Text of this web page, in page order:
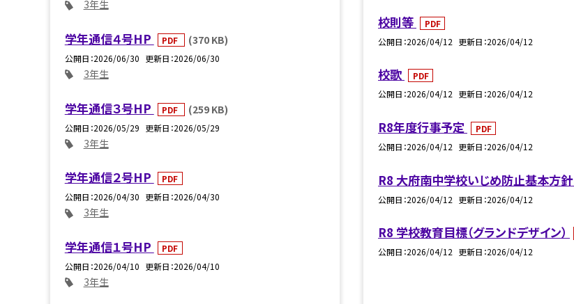
3年生
学年通信４号HP PDF (370 KB)
公開日 2026/06/30 更新日 2026/06/30
3年生
学年通信３号HP PDF (259 KB)
公開日 2026/05/29 更新日 2026/05/29
3年生
学年通信２号HP
PDF
公開日 2026/04/30 更新日 2026/04/30
3年生
学年通信１号HP
PDF
公開日 2026/04/10 更新日 2026/04/10
3年生
校則等
PDF
公開日 2026/04/12 更新日 2026/04/12
校歌
PDF
公開日 2026/04/12 更新日 2026/04/12
R8年度行事予定
PDF
公開日 2026/04/12 更新日 2026/04/12
R8 大府南中学校いじめ防止基本方針
公開日 2026/04/12 更新日 2026/04/12
R8 学校教育目標（グランドデザイン）
公開日 2026/04/12 更新日 2026/04/12